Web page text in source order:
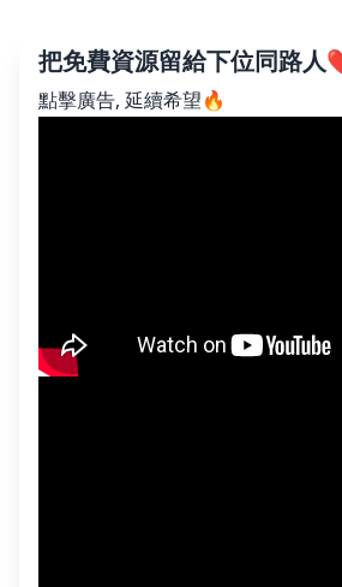
把免費資源留給下位同路
點擊廣告, 延續希望🔥